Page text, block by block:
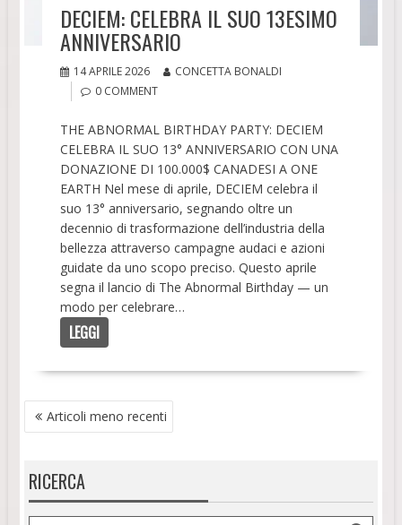
DECIEM: CELEBRA IL SUO 13ESIMO
ANNIVERSARIO
14 APRILE 2026
CONCETTA BONALDI
0 COMMENT
THE ABNORMAL BIRTHDAY PARTY: DECIEM
CELEBRA IL SUO 13° ANNIVERSARIO CON UNA
DONAZIONE DI 100.000$ CANADESI A ONE
EARTH Nel mese di aprile, DECIEM celebra il
suo 13° anniversario, segnando oltre un
decennio di trasformazione dell’industria della
bellezza attraverso campagne audaci e azioni
guidate da uno scopo preciso. Questo aprile
segna il lancio di The Abnormal Birthday — un
modo per celebrare…
LEGGI
NAVIGAZIONE
ARTICOLI
Articoli meno recenti
RICERCA